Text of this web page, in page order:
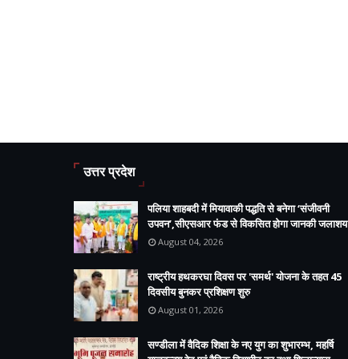
उत्तर प्रदेश
पलिया शाहबदी में मियावाकी पद्धति से बनेगा ‘संजीवनी
उपवन’,सीएसआर फंड से विकसित होगा जानकी जलाशय
August 04, 2026
राष्ट्रीय हथकरघा दिवस पर 'समर्थ' योजना के तहत 45
दिवसीय बुनकर प्रशिक्षण शुरु
August 01, 2026
सण्डीला में वैदिक शिक्षा के नए युग का शुभारम्भ, महर्षि